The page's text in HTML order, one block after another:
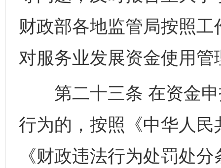
财政部各地监管局按照
对服务业发展资金使用
第二十三条 在资金申
行为的，按照《中华人
《财政违法行为处罚处